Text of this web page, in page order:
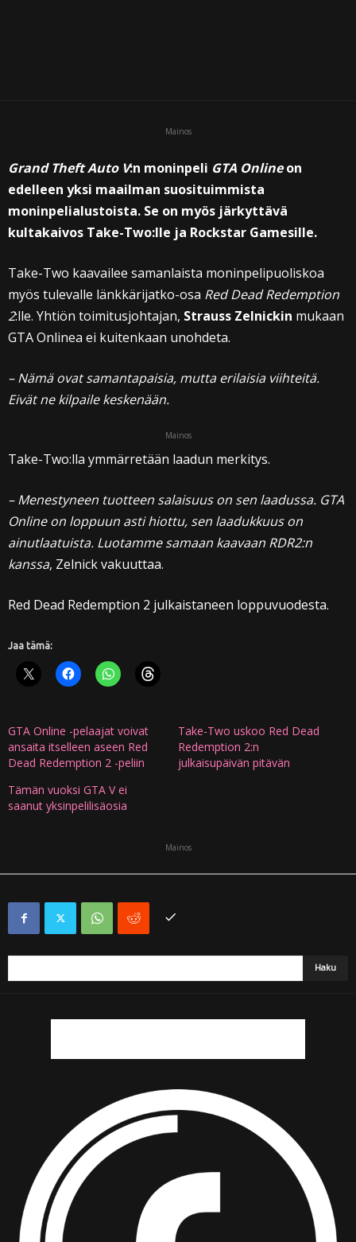
Mainos
Grand Theft Auto V:n moninpeli GTA Onlineon
edelleen yksi maailman suosituimmista
moninpelialustoista. Se on myös järkyttävä
kultakaivos Take-Two:lle ja Rockstar Gamesille.
Take-Two kaavailee samanlaista moninpelipuoliskoa
myös tulevalle länkkärijatko-osa Red Dead Redemption
2:lle. Yhtiön toimitusjohtajan, Strauss Zelnickin mukaan
GTA Onlinea ei kuitenkaan unohdeta.
– Nämä ovat samantapaisia, mutta erilaisia viihteitä.
Eivät ne kilpaile keskenään.
Mainos
Take-Two:lla ymmärretään laadun merkitys.
– Menestyneen tuotteen salaisuus on sen laadussa. GTA
Online on loppuun asti hiottu, sen laadukkuus on
ainutlaatuista. Luotamme samaan kaavaan RDR2:n
kanssa, Zelnick vakuuttaa.
Red Dead Redemption 2 julkaistaneen loppuvuodesta.
Jaa tämä:
GTA Online -pelaajat voivat
ansaita itselleen aseen Red
Dead Redemption 2 -peliin
Take-Two uskoo Red Dead
Redemption 2:n
julkaisupäivän pitävän
Tämän vuoksi GTA V ei
saanut yksinpelilisäosia
Mainos